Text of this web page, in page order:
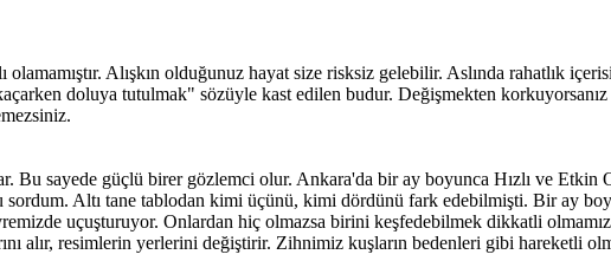
Alışkın olduğunuz hayat size risksiz gelebilir. Aslında rahatlık
doluya tutulmak" sözüyle kast edilen budur. Değişmekten
Bu sayede güçlü birer gözlemci olur. Ankara'da bir ay boyunca Hızlı ve Etkin
sordum. Altı tane tablodan kimi üçünü, kimi dördünü fark edebilmişti. Bir ay
uçuşturuyor. Onlardan hiç olmazsa birini keşfedebilmek dikkatli
alır, resimlerin yerlerini değiştirir. Zihnimiz kuşların bedenleri gibi hareketli